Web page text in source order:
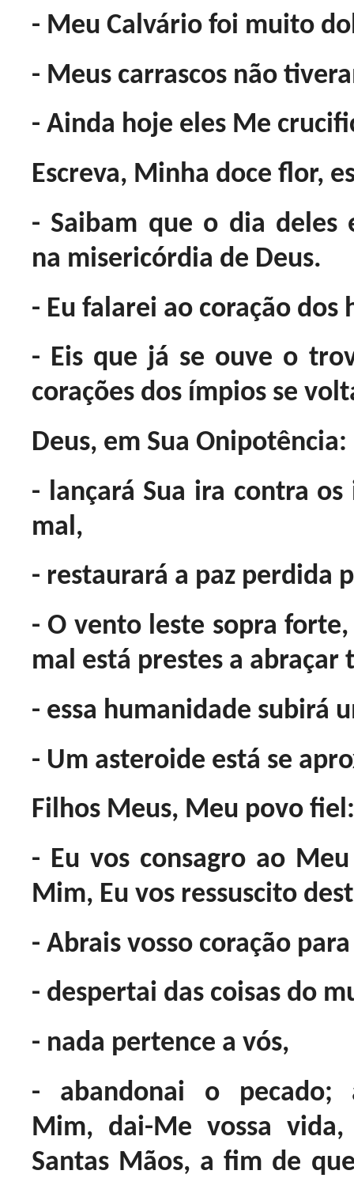
- Meu Calvário foi muito
- Meus carrascos não
- Ainda hoje eles Me
Escreva, Minha doce flor,
- Saibam que o dia deles
na misericórdia de Deus.
- Eu falarei ao coração dos
- Eis que já se ouve o
corações dos ímpios se
Deus, em Sua Onipotência:
- lançará Sua ira contra
mal,
- restaurará a paz perdida
- O vento leste sopra
mal está prestes a abraçar
- essa humanidade subirá
- Um asteroide está se
Filhos Meus, Meu povo fiel:
- Eu vos consagro ao
Mim, Eu vos ressuscito
- Abrais vosso coração
- despertai das coisas do
- nada pertence a vós,
- abandonai o pecado;
Mim, dai-Me vossa
Santas Mãos, a fim de